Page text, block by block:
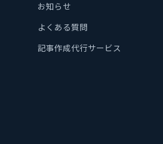
お知らせ
よくある質問
記事作成代行サービス